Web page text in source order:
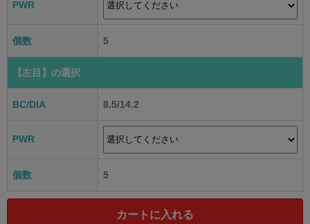
PWR
個数 5
【左目】 の選択
BC/DIA 8.5/14.2
PWR
個数 5